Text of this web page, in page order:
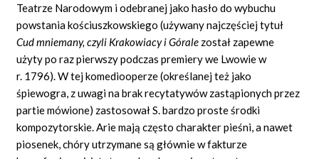
Teatrze Narodowym i odebranej jako hasło do wybuchu
powstania kościuszkowskiego (używany najczęściej tytuł
Cud mniemany, czyli Krakowiacy i Górale został zapewne
użyty po raz pierwszy podczas premiery we Lwowie w
r. 1796). W tej komediooperze (określanej też jako
śpiewogra, z uwagi na brak recytatywów zastąpionych przez
partie mówione) zastosował S. bardzo proste środki
kompozytorskie. Arie mają często charakter pieśni, a nawet
piosenek, chóry utrzymane są głównie w fakturze